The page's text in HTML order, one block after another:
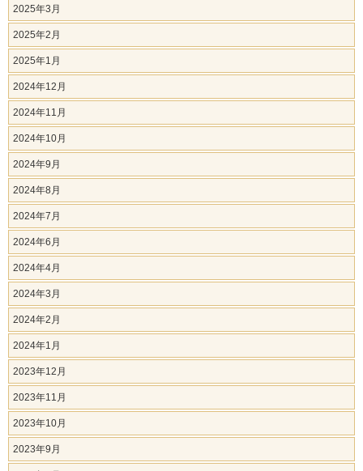
2025年3月
2025年2月
2025年1月
2024年12月
2024年11月
2024年10月
2024年9月
2024年8月
2024年7月
2024年6月
2024年4月
2024年3月
2024年2月
2024年1月
2023年12月
2023年11月
2023年10月
2023年9月